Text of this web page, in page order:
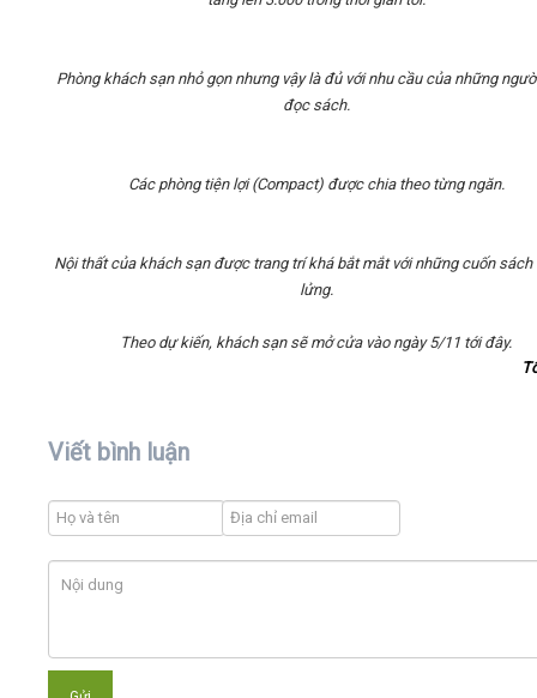
Phòng khách sạn nhỏ gọn nhưng vậy là đủ với nhu cầu của những
đọc sách.
Các phòng tiện lợi (Compact) được chia theo từng ngăn.
Nội thất của khách sạn được trang trí khá bắt mắt với những cuốn sách
lửng.
Theo dự kiến, khách sạn sẽ mở cửa vào ngày 5/11 tới đây.
Viết bình luận